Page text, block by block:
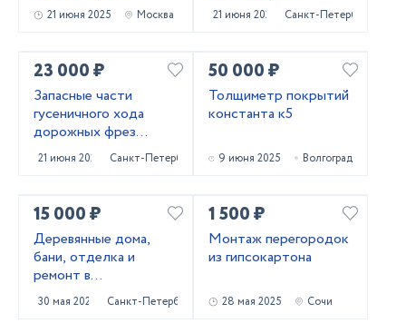
21 июня 2025 Москва 21 июня 2025 Санкт-Петербург
23 000 ₽
Запасные части
гусеничного хода
дорожных фрез
Caterpillar PM620
21 июня 2025 Санкт-Петербург
50 000 ₽
Толщиметр покрытий
константа к5
9 июня 2025 Волгоград
15 000 ₽
Деревянные дома,
бани, отделка и
ремонт в
Приозерском и
Выборгском районах
30 мая 2025 Санкт-Петербург
1 500 ₽
Монтаж перегородок
из гипсокартона
28 мая 2025 Сочи